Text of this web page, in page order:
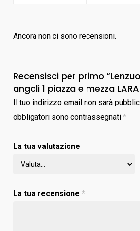
Ancora non ci sono recensioni.
Recensisci per primo
angoli 1 piazza e mezza
Il tuo indirizzo email non sarà
obbligatori sono contrassegnati *
La tua valutazione
La tua recensione *